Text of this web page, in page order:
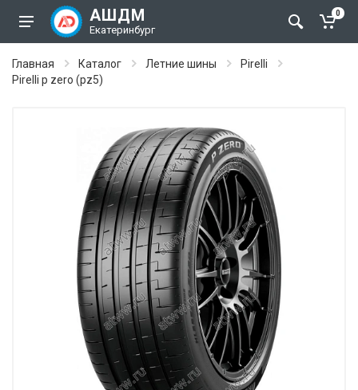
АШДМ
Екатеринбург
0
Главная Каталог Летние шины
Pirelli
Pirelli p zero (pz5)